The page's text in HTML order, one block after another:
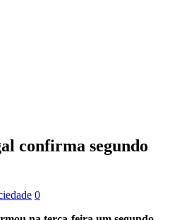
confirma segundo
0